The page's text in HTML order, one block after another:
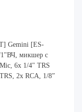
Gemini [ES-
микшер с
6x 1/4" TRS
2x RCA, 1/8”